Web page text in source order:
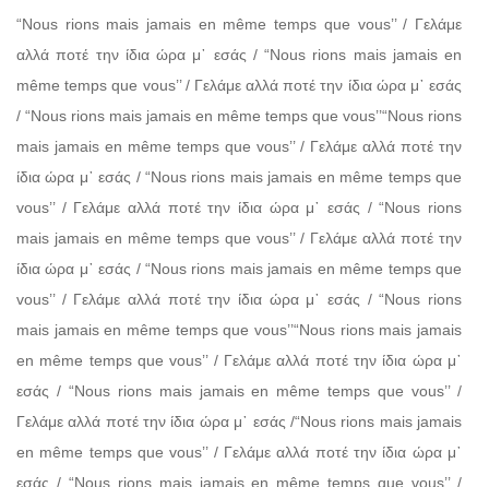
“Nous rions mais jamais en même temps que vous’’ / Γελάμε
αλλά ποτέ την ίδια ώρα μ᾽ εσάς / “Nous rions mais jamais en
même temps que vous’’ / Γελάμε αλλά ποτέ την ίδια ώρα μ᾽ εσάς
/ “Nous rions mais jamais en même temps que vous’’“Nous rions
mais jamais en même temps que vous’’ / Γελάμε αλλά ποτέ την
ίδια ώρα μ᾽ εσάς / “Nous rions mais jamais en même temps que
vous’’ / Γελάμε αλλά ποτέ την ίδια ώρα μ᾽ εσάς / “Nous rions
mais jamais en même temps que vous’’ / Γελάμε αλλά ποτέ την
ίδια ώρα μ᾽ εσάς / “Nous rions mais jamais en même temps que
vous’’ / Γελάμε αλλά ποτέ την ίδια ώρα μ᾽ εσάς / “Nous rions
mais jamais en même temps que vous’’“Nous rions mais jamais
en même temps que vous’’ / Γελάμε αλλά ποτέ την ίδια ώρα μ᾽
εσάς / “Nous rions mais jamais en même temps que vous’’ /
Γελάμε αλλά ποτέ την ίδια ώρα μ᾽ εσάς /“Nous rions mais jamais
en même temps que vous’’ / Γελάμε αλλά ποτέ την ίδια ώρα μ᾽
εσάς / “Nous rions mais jamais en même temps que vous’’ /